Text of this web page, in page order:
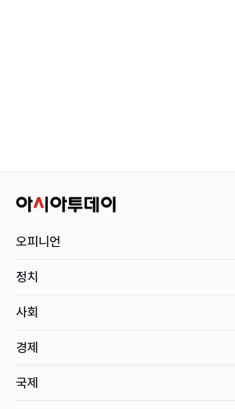
오피니언
정치
사회
경제
국제